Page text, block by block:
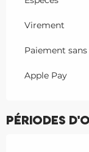
Virement
Paiement
Apple Pay
Périodes